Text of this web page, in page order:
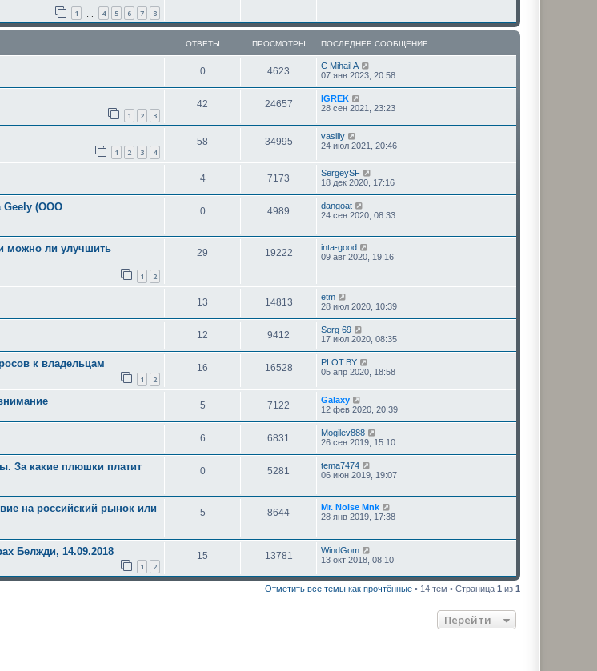
1 4 5 6 7 8
ОТВЕТЫ ПРОСМОТРЫ ПОСЛЕДНЕЕ СООБЩЕНИЕ
0 4623
C Mihail A
07 янв 2023, 20:58
1 2 3
42 24657
IGREK
28 сен 2021, 23:23
1 2 3 4
58 34995
vasiliy
24 июл 2021, 20:46
4 7173
SergeySF
18 дек 2020, 17:16
Geely (ООО
0 4989
dangoat
24 сен 2020, 08:33
можно ли улучшить
1 2
29 19222
inta-good
09 авг 2020, 19:16
13 14813
etm
28 июл 2020, 10:39
12 9412
Serg 69
17 июл 2020, 08:35
к владельцам
1 2
16 16528
PLOT.BY
05 апр 2020, 18:58
5 7122
Galaxy
12 фев 2020, 20:39
6 6831
Mogilev888
26 сен 2019, 15:10
За какие плюшки платит
0 5281
tema7474
06 июн 2019, 19:07
на российский рынок или
5 8644
Mr. Noise Mnk
28 янв 2019, 17:38
Белжди, 14.09.2018
1 2
15 13781
WindGom
13 окт 2018, 08:10
Отметить все темы как прочтённые • 14 тем • Страница 1 из 1
Перейти